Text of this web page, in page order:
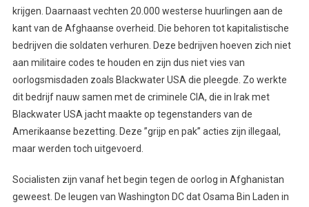
krijgen. Daarnaast vechten 20.000 westerse huurlingen aan de
kant van de Afghaanse overheid. Die behoren tot kapitalistische
bedrijven die soldaten verhuren. Deze bedrijven hoeven zich niet
aan militaire codes te houden en zijn dus niet vies van
oorlogsmisdaden zoals Blackwater USA die pleegde. Zo werkte
dit bedrijf nauw samen met de criminele CIA, die in Irak met
Blackwater USA jacht maakte op tegenstanders van de
Amerikaanse bezetting. Deze ”grijp en pak” acties zijn illegaal,
maar werden toch uitgevoerd.
Socialisten zijn vanaf het begin tegen de oorlog in Afghanistan
geweest. De leugen van Washington DC dat Osama Bin Laden in